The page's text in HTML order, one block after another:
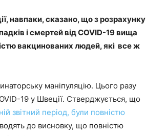
навпаки, сказано, що з розрахунку
і смертей від COVID-19 вища
вакцинованих людей, які все ж
маніпуляцію. Цього разу
19 у Швеції. Стверджується, що
звітний період, були повністю
до висновку, що повністю